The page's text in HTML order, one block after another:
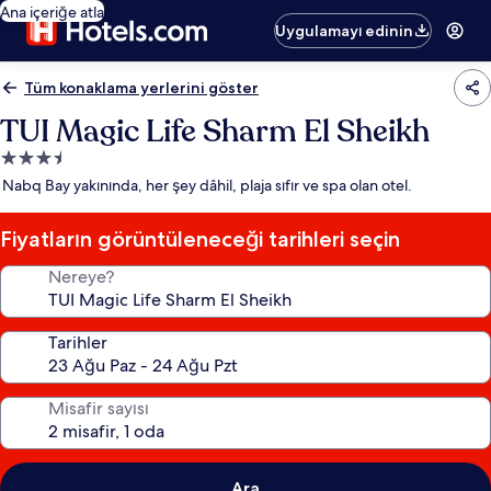
Ana içeriğe atla
Uygulamayı edinin
Tüm konaklama yerlerini göster
TUI Magic Life Sharm El Sheikh
3.5
yıldızlı
yeri
Nabq Bay yakınında, her şey dâhil, plaja sıfır ve spa olan otel.
Fiyatların görüntüleneceği tarihleri seçin
Nereye?
Tarihler
Misafir sayısı